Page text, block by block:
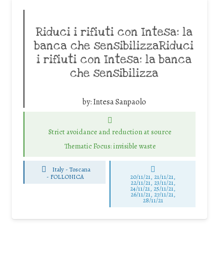
Riduci i rifiuti con Intesa: la
banca che sensibilizzaRiduci
i rifiuti con Intesa: la banca
che sensibilizza
by:Intesa Sanpaolo
Strict avoidance and reduction at source
Thematic Focus: invisible waste
Italy - Toscana
- FOLLONICA 20/11/21, 21/11/21,
22/11/21, 23/11/21,
24/11/21, 25/11/21,
26/11/21, 27/11/21,
28/11/21